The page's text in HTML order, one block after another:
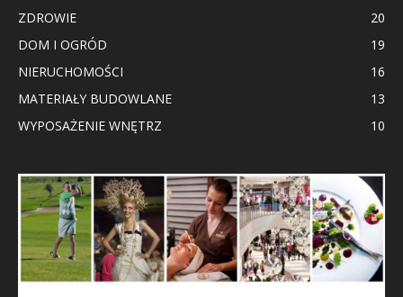
ZDROWIE
20
DOM I OGRÓD
19
NIERUCHOMOŚCI
16
MATERIAŁY BUDOWLANE
13
WYPOSAŻENIE WNĘTRZ
10